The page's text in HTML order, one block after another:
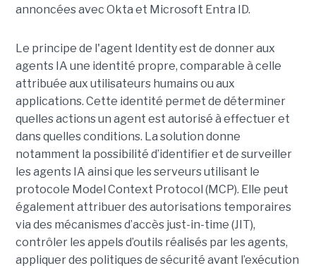
annoncées avec Okta et Microsoft Entra ID.
Le principe de l'agent Identity est de donner aux
agents IA une identité propre, comparable à celle
attribuée aux utilisateurs humains ou aux
applications. Cette identité permet de déterminer
quelles actions un agent est autorisé à effectuer et
dans quelles conditions. La solution donne
notamment la possibilité d’identifier et de surveiller
les agents IA ainsi que les serveurs utilisant le
protocole Model Context Protocol (MCP). Elle peut
également attribuer des autorisations temporaires
via des mécanismes d’accès just-in-time (JIT),
contrôler les appels d’outils réalisés par les agents,
appliquer des politiques de sécurité avant l’exécution